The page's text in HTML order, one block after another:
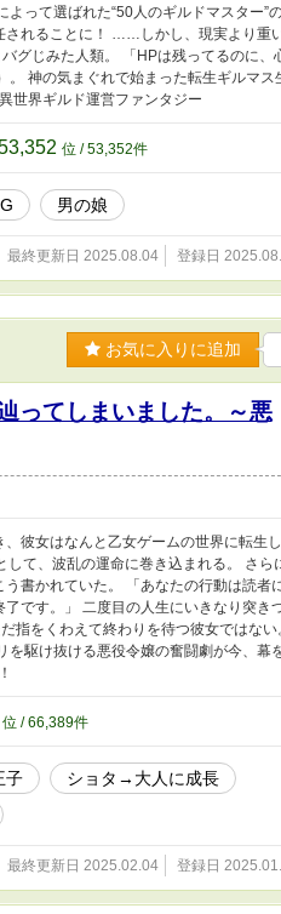
って選ばれた“50人のギルドマスター”
されることに！ ……しかし、現実より重
グじみた人類。 「HPは残ってるのに、
神の気まぐれで始まった転生ギルマス
世界ギルド運営ファンタジー
位 / 53,352件
男の娘
最終更新日 2025.08.04 登録日
お気に入りに追加
ってしまいました。～悪
彼女はなんと乙女ゲームの世界に転生し
て、波乱の運命に巻き込まれる。 さら
書かれていた。 「あなたの行動は読者
です。」 二度目の人生にいきなり突き
指をくわえて終わりを待つ彼女ではない
駆け抜ける悪役令嬢の奮闘劇が今、幕
位 / 66,389件
子
ショタ→大人に成長
最終更新日 2025.02.04 登録日